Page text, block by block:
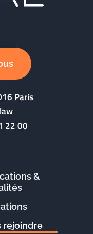
Paris
22 00
&
rejoindre